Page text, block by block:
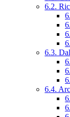
6.2.
6.3.
6.4.